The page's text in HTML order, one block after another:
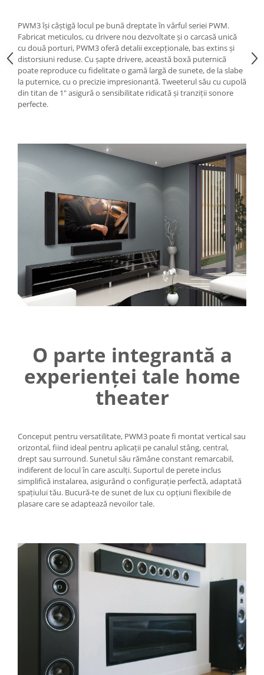
PWM3 își câștigă locul pe bună dreptate în vârful seriei PWM.
Fabricat meticulos, cu drivere nou dezvoltate și o carcasă unică
cu două porturi, PWM3 oferă detalii excepționale, bas extins și
distorsiuni reduse. Cu șapte drivere, această boxă puternică
poate reproduce cu fidelitate o gamă largă de sunete, de la slabe
la puternice, cu o precizie impresionantă. Tweeterul său cu cupolă
din titan de 1" asigură o sensibilitate ridicată și tranziții sonore
perfecte.
O parte integrantă a
experienței tale home
theater
Conceput pentru versatilitate, PWM3 poate fi montat vertical sau
orizontal, fiind ideal pentru aplicații pe canalul stâng, central,
drept sau surround. Sunetul său rămâne constant remarcabil,
indiferent de locul în care asculți. Suportul de perete inclus
simplifică instalarea, asigurând o configurație perfectă, adaptată
spațiului tău. Bucură-te de sunet de lux cu opțiuni flexibile de
plasare care se adaptează nevoilor tale.